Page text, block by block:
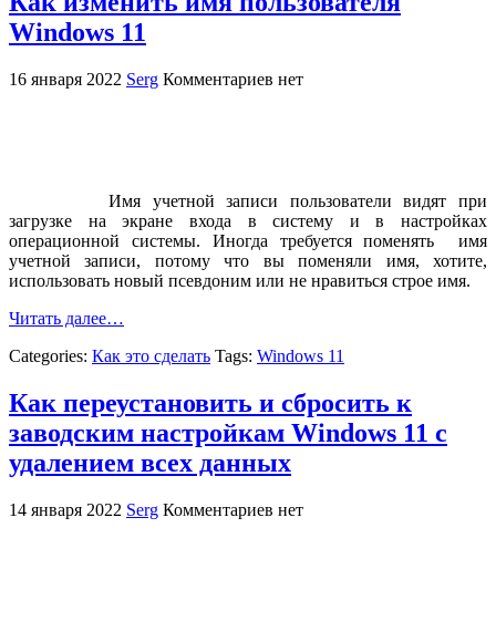
Windows 11
16 января 2022 Serg Комментариев нет
Имя учетной записи пользователи видят при
загрузке на экране входа в систему и в настройках
операционной системы. Иногда требуется поменять имя
учетной записи, потому что вы поменяли имя, хотите,
использовать новый псевдоним или не нравиться строе имя.
Читать далее…
Categories: Как это сделать Tags: Windows 11
Как переустановить и сбросить к
заводским настройкам Windows 11 с
удалением всех данных
14 января 2022 Serg Комментариев нет